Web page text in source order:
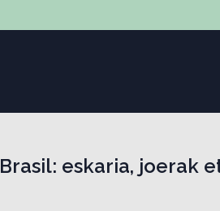
Brasil: eskaria, joerak